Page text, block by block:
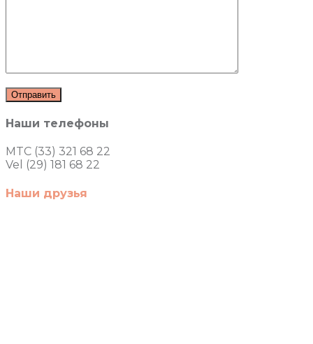
Наши телефоны
MTC (33) 321 68 22
Vel (29) 181 68 22
Наши друзья